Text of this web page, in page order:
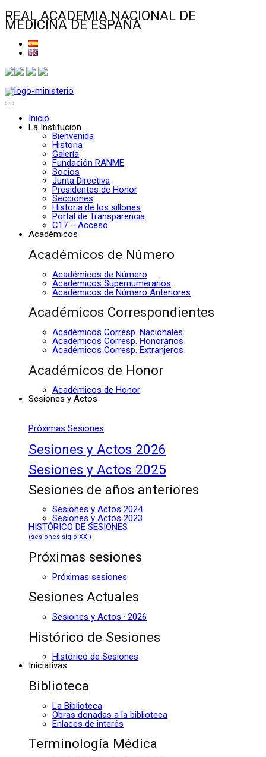
REAL ACADEMIA NACIONAL DE
MEDICINA DE ESPAÑA
Inicio
La Institución
Bienvenida
Historia
Galería
Fundación RANME
Socios
Junta Directiva
Presidentes de Honor
Secciones
Historia de los sillones
Portal de Transparencia
C17 – Acceso
Académicos
Académicos de Número
Académicos de Número
Académicos Supernumerarios
Académicos de Número Anteriores
Académicos Correspondientes
Académicos Corresp. Nacionales
Académicos Corresp. Honorarios
Académicos Corresp. Extranjeros
Académicos de Honor
Académicos de Honor
Sesiones y Actos
Próximas Sesiones
Sesiones y Actos 2026
Sesiones y Actos 2025
Sesiones de años anteriores
Sesiones y Actos 2024
Sesiones y Actos 2023
HISTÓRICO DE SESIONES
(sesiones siglo XXI)
Próximas sesiones
Próximas sesiones
Sesiones Actuales
Sesiones y Actos · 2026
Histórico de Sesiones
Histórico de Sesiones
Iniciativas
Biblioteca
La Biblioteca
Obras donadas a la biblioteca
Enlaces de interés
Terminología Médica